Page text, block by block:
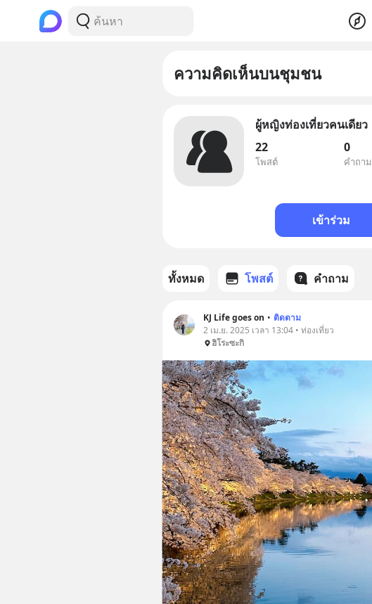
ความคิดเห็นบนชุมชน
ผู้หญิงท่องเที่ยวคนเดียว
22
โพสต์
0
คำถาม
เข้าร่วม
ทั้งหมด โพสต์ คำถาม
KJ Life goes on • ติดตาม
2 เม.ย. 2025 เวลา 13:04 • ท่องเที่ยว
ฮิโระซะกิ